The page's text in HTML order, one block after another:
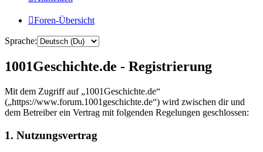
Foren-Übersicht
Sprache:
1001Geschichte.de - Registrierung
Mit dem Zugriff auf „1001Geschichte.de“
(„https://www.forum.1001geschichte.de“) wird zwischen dir und
dem Betreiber ein Vertrag mit folgenden Regelungen geschlossen:
1. Nutzungsvertrag